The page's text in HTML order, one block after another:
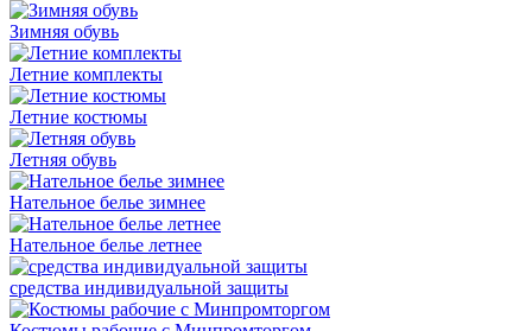
Зимняя обувь
Летние комплекты
Летние костюмы
Летняя обувь
Нательное белье зимнее
Нательное белье летнее
средства индивидуальной защиты